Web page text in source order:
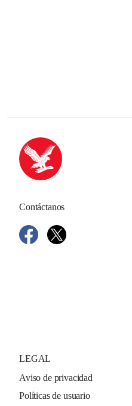
Contáctanos
LEGAL
Aviso de privacidad
Políticas de usuario